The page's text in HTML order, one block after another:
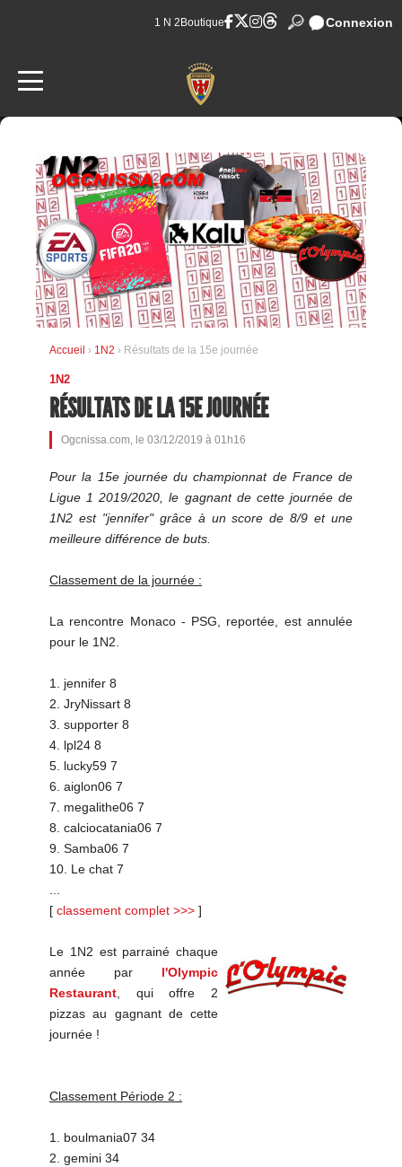
1 N 2 Boutique Connexion
Accueil › 1N2 › Résultats de la 15e journée
1N2
RÉSULTATS DE LA 15E JOURNÉE
Ogcnissa.com, le 03/12/2019 à 01h16
Pour la 15e journée du championnat de France de
Ligue 1 2019/2020, le gagnant de cette journée de
1N2 est "jennifer" grâce à un score de 8/9 et une
meilleure différence de buts.
Classement de la journée :
La rencontre Monaco - PSG, reportée, est annulée
pour le 1N2.
1. jennifer 8
2. JryNissart 8
3. supporter 8
4. lpl24 8
5. lucky59 7
6. aiglon06 7
7. megalithe06 7
8. calciocatania06 7
9. Samba06 7
10. Le chat 7
[ classement complet >>> ]
Le 1N2 est parrainé chaque
année par l'Olympic
Restaurant , qui offre 2
pizzas au gagnant de cette
journée !
Classement Période 2 :
1. boulmania07 34
2. gemini 34